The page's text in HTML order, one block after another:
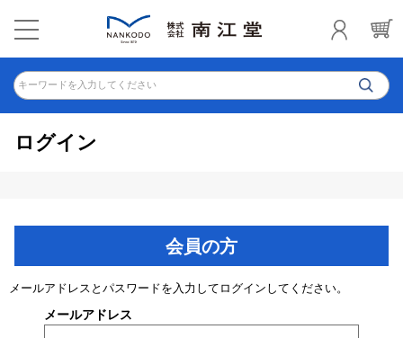
キーワードを入力してください
ログイン
会員の方
メールアドレスとパスワードを入力してログインしてください。
メールアドレス